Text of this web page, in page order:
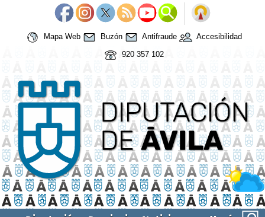
Mapa Web Buzón Antifraude
Accesibilidad
920 357 102